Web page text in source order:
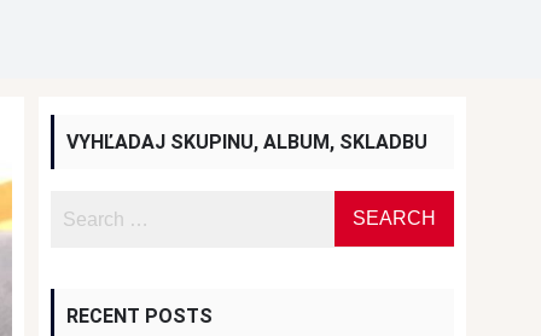
VYHĽADAJ SKUPINU, ALBUM, SKLADBU
RECENT POSTS